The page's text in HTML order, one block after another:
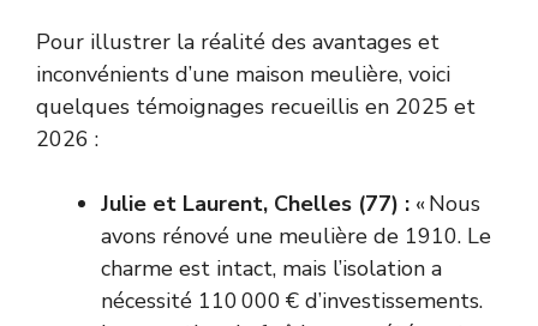
Pour illustrer la réalité des avantages et
inconvénients d’une maison meulière, voici
quelques témoignages recueillis en 2025 et
2026 :
Julie et Laurent, Chelles (77) : « Nous
avons rénové une meulière de 1910. Le
charme est intact, mais l’isolation a
nécessité 110 000 € d’investissements.